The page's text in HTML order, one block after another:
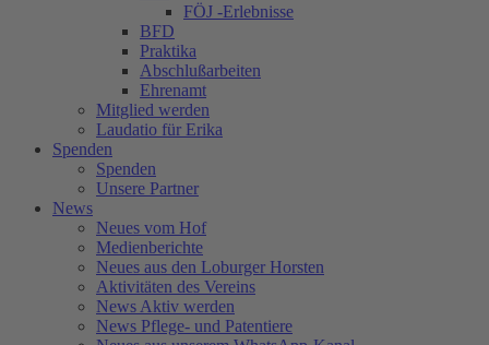
FÖJ -Erlebnisse
BFD
Praktika
Abschlußarbeiten
Ehrenamt
Mitglied werden
Laudatio für Erika
Spenden
Spenden
Unsere Partner
News
Neues vom Hof
Medienberichte
Neues aus den Loburger Horsten
Aktivitäten des Vereins
News Aktiv werden
News Pflege- und Patentiere